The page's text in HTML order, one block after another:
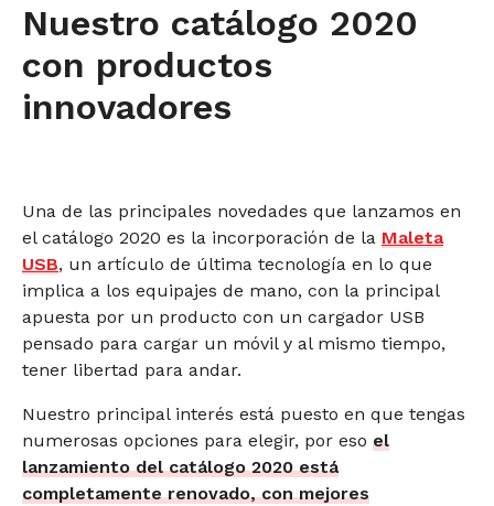
Nuestro catálogo 2020
con productos
innovadores
Una de las principales novedades que lanzamos en
el catálogo 2020 es la incorporación de la Maleta
USB, un artículo de última tecnología en lo que
implica a los equipajes de mano, con la principal
apuesta por un producto con un cargador USB
pensado para cargar un móvil y al mismo tiempo,
tener libertad para andar.
Nuestro principal interés está puesto en que tengas
numerosas opciones para elegir, por eso el
lanzamiento del catálogo 2020 está
completamente renovado, con mejores